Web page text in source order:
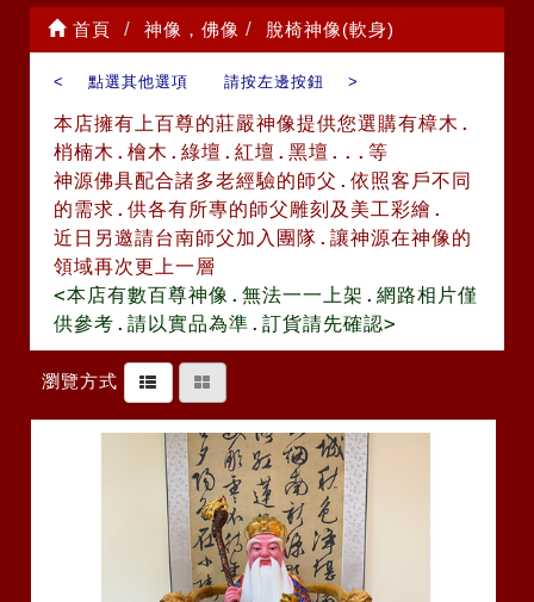
首頁 神像，佛像 脫椅神像(軟身)
< 點選其他選項 請按左邊按鈕 >
本店擁有上百尊的莊嚴神像提供您選購有樟木.
梢楠木.檜木.綠壇.紅壇.黑壇...等
神源佛具配合諸多老經驗的師父.依照客戶不同
的需求.供各有所專的師父雕刻及美工彩繪.
近日另邀請台南師父加入團隊.讓神源在神像的
領域再次更上一層
<本店有數百尊神像.無法一一上架.網路相片僅
供參考.請以實品為準.訂貨請先確認>
瀏覽方式